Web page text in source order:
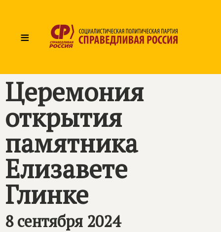
≡
Церемония
открытия
памятника
Елизавете
Глинке
8 сентября 2024